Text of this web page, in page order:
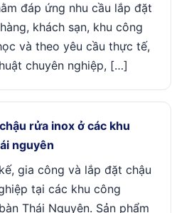
đáp ứng nhu cầu lắp đặt
khách sạn, khu công
và theo yêu cầu thực tế,
chuyên nghiệp, […]
rửa inox ở các khu
nguyên
gia công và lắp đặt chậu
tại các khu công
Thái Nguyên. Sản phẩm